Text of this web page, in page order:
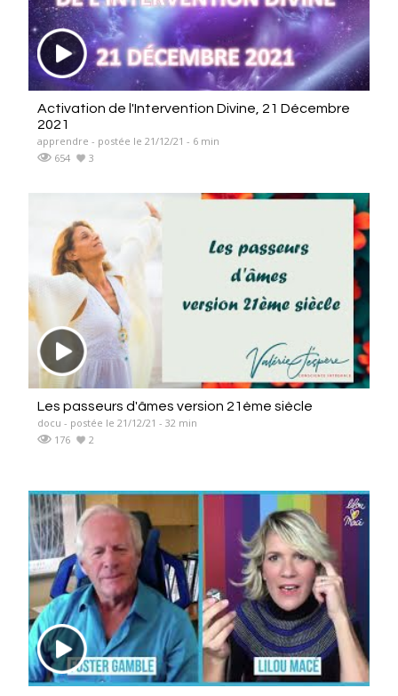
Activation de l'Intervention Divine, 21 Décembre
2021
apprendre - postée le 21/12/21 - 6 min
654
3
Les passeurs d'âmes version 21ème siècle
docu - postée le 21/12/21 - 32 min
176
2